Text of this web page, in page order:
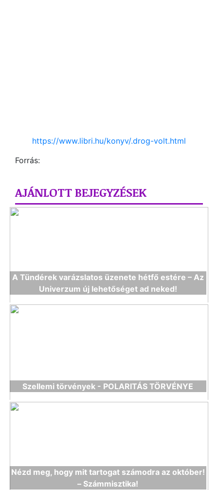
https://www.libri.hu/konyv/.drog-volt.html
Forrás:
AJÁNLOTT BEJEGYZÉSEK
A Tündérek varázslatos üzenete hétfő estére – Az
Univerzum új lehetőséget ad neked!
Szellemi törvények - POLARITÁS TÖRVÉNYE
Nézd meg, hogy mit tartogat számodra az október!
– Számmisztika!